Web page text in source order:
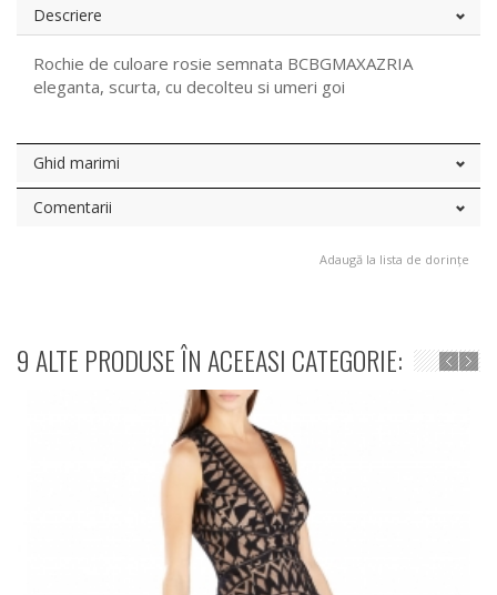
Descriere
Rochie de culoare rosie semnata BCBGMAXAZRIA
eleganta, scurta, cu decolteu si umeri goi
Ghid marimi
Comentarii
Adaugă la lista de dorințe
9 ALTE PRODUSE ÎN ACEEASI CATEGORIE: